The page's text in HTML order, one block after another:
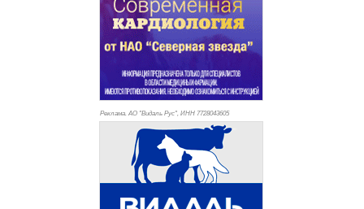
Реклама. АО "Видаль Рус", ИНН 7728043605